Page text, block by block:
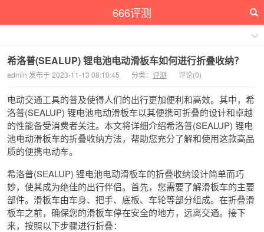
666评测
希洛普(SEALUP) 锂电池电动滑板车如何进行折叠收纳？
admin 发布于 2023-11-13 08:10:45 分类： 评测 评论(0)
电动交通工具的普及使得人们的出行更加便利和高效。其中，希
洛普(SEALUP) 锂电池电动滑板车以其便携可折叠的设计和卓越
的性能备受消费者关注。本文将详细介绍希洛普(SEALUP) 锂电
池电动滑板车的折叠收纳方法，帮助您充分了解和使用这款高品
质的便携电动车。
希洛普(SEALUP) 锂电池电动滑板车的折叠收纳设计简单而巧
妙，使其成为绝佳的出行伴侣。首先，您需要了解滑板车的主要
部件。滑板车由车身、把手、底板、车轮等部分组成。在折叠滑
板车之前，确保您的滑板车停在安全的地方，远离交通。接下
来，按照以下步骤进行折叠：